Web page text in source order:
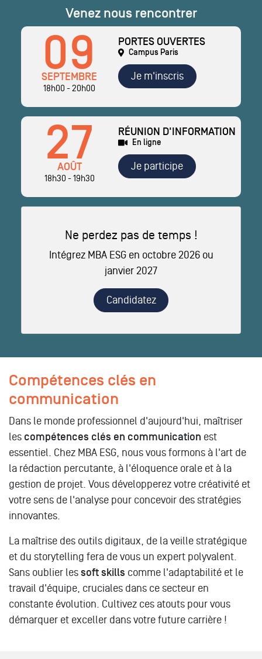
Venez nous rencontrer
09
SEPTEMBRE
18h00 - 20h00
PORTES OUVERTES
Campus Paris
Je m'inscris
27
AOÛT
18h30 - 19h30
RÉUNION D'INFORMATION
En ligne
Je participe
Ne perdez pas de temps !
Intégrez MBA ESG en octobre 2026 ou
janvier 2027
Candidatez
Compétences clés en
communication
Dans le monde professionnel d'aujourd'hui, maîtriser
les compétences clés en communication est
essentiel. Chez MBA ESG, nous vous formons à l'art de
la rédaction percutante, à l'éloquence orale et à la
gestion de projet. Vous développerez votre créativité et
votre sens de l'analyse pour concevoir des stratégies
innovantes.
La maîtrise des outils digitaux, de la veille stratégique
et du storytelling fera de vous un expert polyvalent.
Sans oublier les soft skills comme l'adaptabilité et le
travail d'équipe, cruciales dans ce secteur en
constante évolution. Cultivez ces atouts pour vous
démarquer et exceller dans votre future carrière !